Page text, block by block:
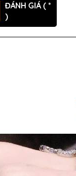
ĐÁNH GIÁ ( *
)